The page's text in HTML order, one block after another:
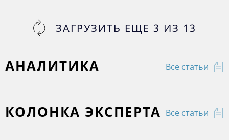
ЗАГРУЗИТЬ ЕЩЕ 3 ИЗ 13
АНАЛИТИКА Все статьи
КОЛОНКА ЭКСПЕРТА Все статьи